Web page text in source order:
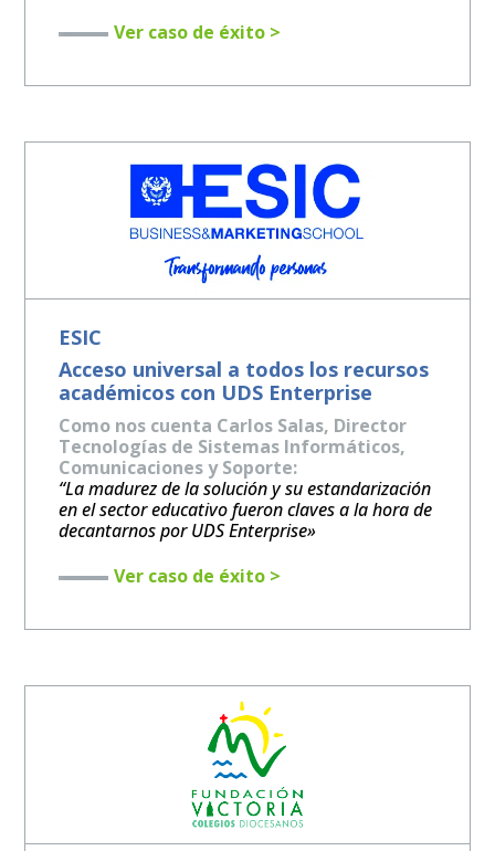
Ver caso de éxito >
ESIC
Acceso universal a todos los recursos
académicos con UDS Enterprise
Como nos cuenta Carlos Salas, Director
Tecnologías de Sistemas Informáticos,
Comunicaciones y Soporte:
“La madurez de la solución y su estandarización
en el sector educativo fueron claves a la hora de
decantarnos por UDS Enterprise»
Ver caso de éxito >